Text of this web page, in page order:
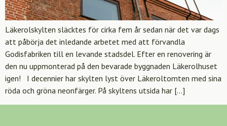
Läkerolskylten släcktes för cirka fem år sedan när det var dags
att påbörja det inledande arbetet med att förvandla
Godisfabriken till en levande stadsdel. Efter en renovering är
den nu uppmonterad på den bevarade byggnaden Läkerolhuset
igen! I decennier har skylten lyst över Läkeroltomten med sina
röda och gröna neonfärger. På skyltens utsida har […]